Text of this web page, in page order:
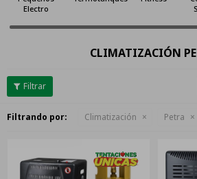
Electro
CLIMATIZACIÓN
Filtrando por: Climatización Petra